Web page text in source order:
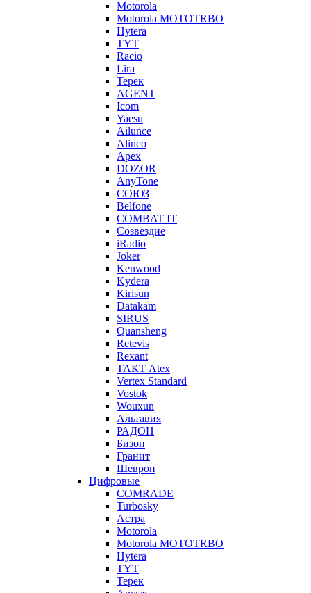
Motorola
Motorola MOTOTRBO
Hytera
TYT
Racio
Lira
Терек
AGENT
Icom
Yaesu
Ailunce
Alinco
Apex
DOZOR
AnyTone
СОЮЗ
Belfone
COMBAT IT
Созвездие
iRadio
Joker
Kenwood
Kydera
Kirisun
Datakam
SIRUS
Quansheng
Retevis
Rexant
ТАКТ Atex
Vertex Standard
Vostok
Wouxun
Альтавия
РАДОН
Бизон
Гранит
Шеврон
Цифровые
COMRADE
Turbosky
Астра
Motorola
Motorola MOTOTRBO
Hytera
TYT
Терек